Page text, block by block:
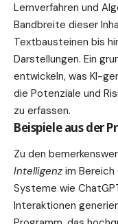
Lernverfahren und
Bandbreite dieser
Textbausteinen bis
Darstellungen. Ein
entwickeln, was KI-
die Potenziale und
zu erfassen.
Beispiele aus der
Zu den
Intelligenz im
Systeme wie
Interaktionen